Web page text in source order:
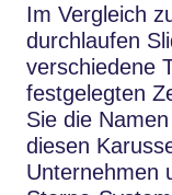
Im Vergleich
durchlaufen
verschiedene
festgelegten
Sie die
diesen
Unternehmen